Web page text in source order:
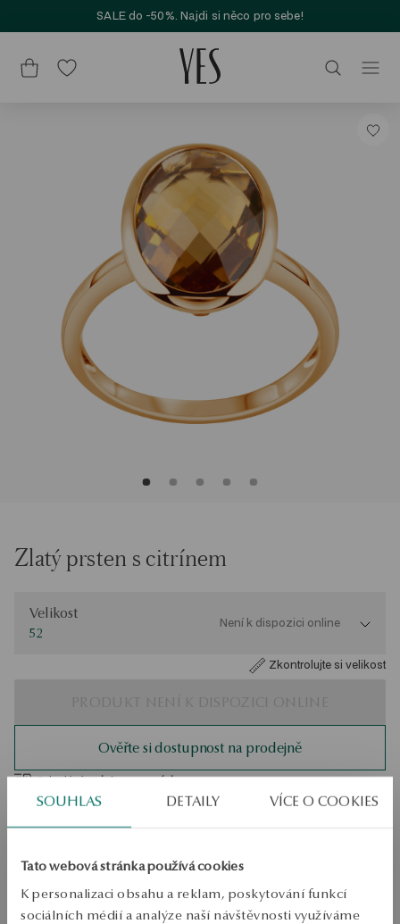
SOUHLAS DETAILY VÍCE O COOKIES
Tato webová stránka používá cookies
K personalizaci obsahu a reklam, poskytování funkcí
sociálních médií a analýze naší návštěvnosti využíváme
SALE do -50%. Najdi si něco pro sebe!
Zlatý prsten s citrínem
Velikost
52
Není k dispozici online
Zkontrolujte si velikost
Ověřte si dostupnost na prodejně
Odeslání:asi 4pracovní dny
Doprava zdarma od 1700 Kč
Bezplatné vrácení až do 100 dnů v YES Clubu
PODROBNOSTI
Typ šperku: prsten